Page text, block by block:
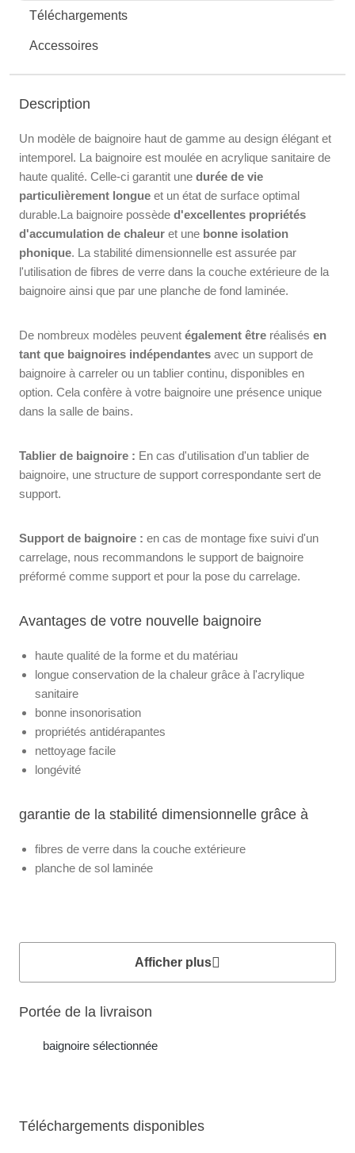
Téléchargements
Accessoires
Description
Un modèle de baignoire haut de gamme au design élégant et
intemporel. La baignoire est moulée en acrylique sanitaire de
haute qualité. Celle-ci garantit une durée de vie
particulièrement longue et un état de surface optimal
durable.La baignoire possède d'excellentes propriétés
d'accumulation de chaleur et une bonne isolation
phonique. La stabilité dimensionnelle est assurée par
l'utilisation de fibres de verre dans la couche extérieure de la
baignoire ainsi que par une planche de fond laminée.
De nombreux modèles peuvent également être réalisés en
tant que baignoires indépendantes avec un support de
baignoire à carreler ou un tablier continu, disponibles en
option. Cela confère à votre baignoire une présence unique
dans la salle de bains.
Tablier de baignoire : En cas d'utilisation d'un tablier de
baignoire, une structure de support correspondante sert de
support.
Support de baignoire : en cas de montage fixe suivi d'un
carrelage, nous recommandons le support de baignoire
préformé comme support et pour la pose du carrelage.
Avantages de votre nouvelle baignoire
haute qualité de la forme et du matériau
longue conservation de la chaleur grâce à l'acrylique
sanitaire
bonne insonorisation
propriétés antidérapantes
nettoyage facile
longévité
garantie de la stabilité dimensionnelle grâce à
fibres de verre dans la couche extérieure
planche de sol laminée
Portée de la livraison
baignoire sélectionnée
Afficher plus
Téléchargements disponibles